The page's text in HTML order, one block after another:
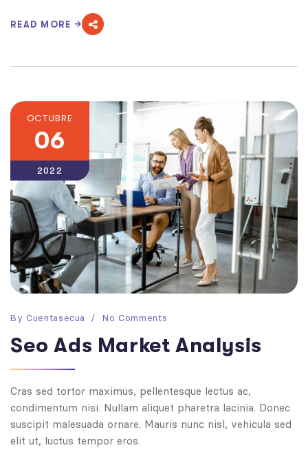
READ MORE
OCTUBRE
06
2022
By Cuentasecua No Comments
Seo Ads Market Analysis
Cras sed tortor maximus, pellentesque lectus ac,
condimentum nisi. Nullam aliquet pharetra lacinia. Donec
suscipit malesuada ornare. Mauris nunc nisl, vehicula sed
elit ut, luctus tempor eros.